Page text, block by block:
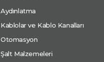
Aydınlatma
Kablolar ve Kablo Kanalları
Otomasyon
Şalt Malzemeleri